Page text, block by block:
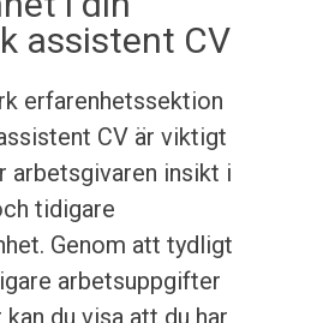
assistent CV
erfarenhetssektion
CV är viktigt
arbetsgivaren insikt i
tidigare
Genom att tydligt
arbetsuppgifter
du visa att du har